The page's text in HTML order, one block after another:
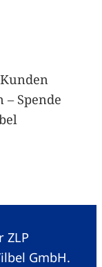
Spende
ZLP
GmbH.